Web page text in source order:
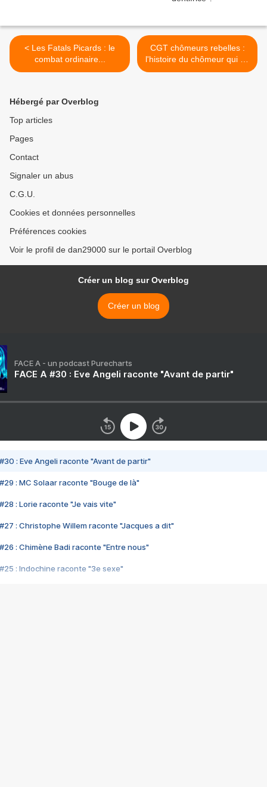
< Les Fatals Picards : le
combat ordinaire...
CGT chômeurs rebelles :
l'histoire du chômeur qui ne
veut pas bosser, entretien >
Hébergé par Overblog
Top articles
Pages
Contact
Signaler un abus
C.G.U.
Cookies et données personnelles
Préférences cookies
Voir le profil de dan29000 sur le portail Overblog
Créer un blog sur Overblog
Créer un blog
FACE A - un podcast Purecharts
FACE A #30 : Eve Angeli raconte "Avant de partir"
#30 : Eve Angeli raconte "Avant de partir"
#29 : MC Solaar raconte "Bouge de là"
#28 : Lorie raconte "Je vais vite"
#27 : Christophe Willem raconte "Jacques a dit"
#26 : Chimène Badi raconte "Entre nous"
#25 : Indochine raconte "3e sexe"